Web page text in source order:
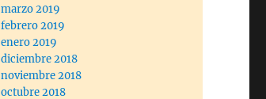
marzo 2019
febrero 2019
enero 2019
diciembre 2018
noviembre 2018
octubre 2018